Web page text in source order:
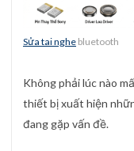
Sửa tai nghe bluetooth
Không phải lúc nào
thiết bị xuất hiện
đang gặp vấn đề.